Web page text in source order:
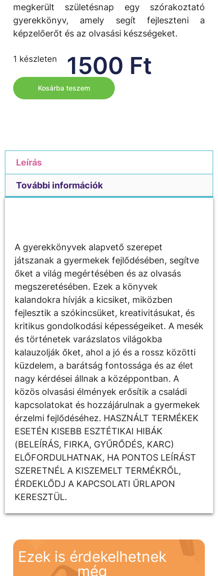
megkerült születésnap egy szórakoztató
gyerekkönyv, amely segít fejleszteni a
képzelőerőt és az olvasási készségeket.
1500 Ft
1 készleten
Kosárba teszem
Leírás
További információk
A gyerekkönyvek alapvető szerepet
játszanak a gyermekek fejlődésében, segítve
őket a világ megértésében és az olvasás
megszeretésében. Ezek a könyvek
kalandokra hívják a kicsiket, miközben
fejlesztik a szókincsüket, kreativitásukat, és
kritikus gondolkodási képességeiket. A mesék
és történetek varázslatos világokba
kalauzolják őket, ahol a jó és a rossz közötti
küzdelem, a barátság fontossága és az élet
nagy kérdései állnak a középpontban. A
közös olvasási élmények erősítik a családi
kapcsolatokat és hozzájárulnak a gyermekek
érzelmi fejlődéséhez. HASZNÁLT TERMÉKEK
ESETÉN KISEBB ESZTÉTIKAI HIBÁK
(BELEÍRÁS, FIRKA, GYŰRŐDÉS, KARC)
ELŐFORDULHATNAK, HA PONTOS LEÍRÁST
SZERETNÉL A KISZEMELT TERMÉKRŐL,
ÉRDEKLŐDJ A KAPCSOLATI ŰRLAPON
KERESZTÜL.
Ezek is érdekelhetnek
még